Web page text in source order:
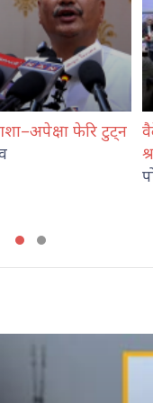
रहेका
नयाँ टेलिमेडिसिन